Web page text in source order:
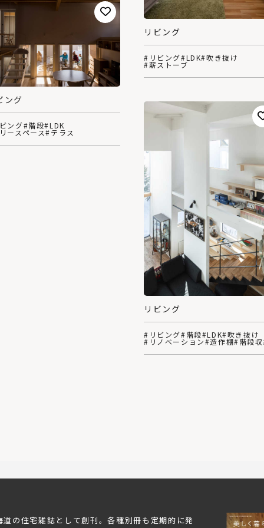
リビング
#リビング#LDK#吹き抜け
#薪ストーブ
ング
ング#階段#LDK
ースペース#テラス
リビング
#リビング#階段#LDK#吹き抜け
#リノベーション#造作棚#階段
の住宅雑誌として創刊。各種別冊も定期的に発